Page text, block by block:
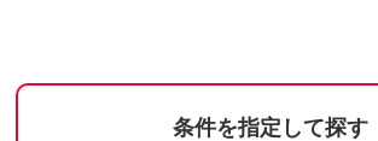
条件を指定して探す